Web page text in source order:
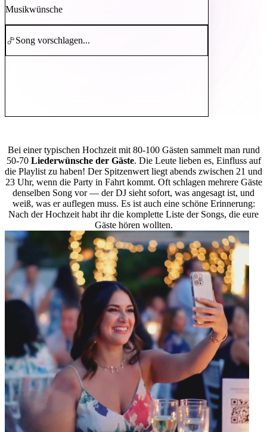
Musikwünsche
Song vorschlagen...
Bei einer typischen Hochzeit mit 80-100 Gästen sammelt man rund
50-70 Liederwünsche der Gäste. Die Leute lieben es, Einfluss auf
die Playlist zu haben! Der Spitzenwert liegt abends zwischen 21 und
23 Uhr, wenn die Party in Fahrt kommt. Oft schlagen mehrere Gäste
denselben Song vor — der DJ sieht sofort, was angesagt ist, und
weiß, was er auflegen muss. Es ist auch eine schöne Erinnerung:
Nach der Hochzeit habt ihr die komplette Liste der Songs, die eure
Gäste hören wollten.